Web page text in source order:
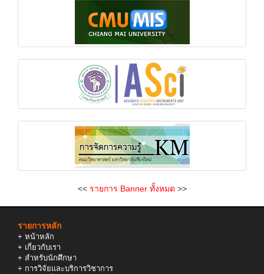
<< รายการ Banner ทั้งหมด >>
รายการหลัก
+ หน้าหลัก
+ เกี่ยวกับเรา
+ สำหรับนักศึกษา
+ การวิจัยและบริการวิชาการ